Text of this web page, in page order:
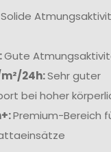
Solide
Gute
24h:Sehr guter
bei hoher
Premium-Bereich